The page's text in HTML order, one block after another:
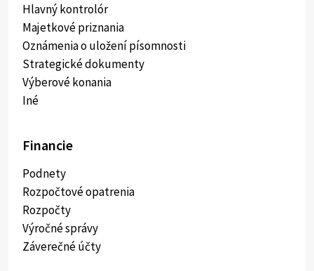
Hlavný kontrolór
Majetkové priznania
Oznámenia o uložení písomnosti
Strategické dokumenty
Výberové konania
Iné
Financie
Podnety
Rozpočtové opatrenia
Rozpočty
Výročné správy
Záverečné účty